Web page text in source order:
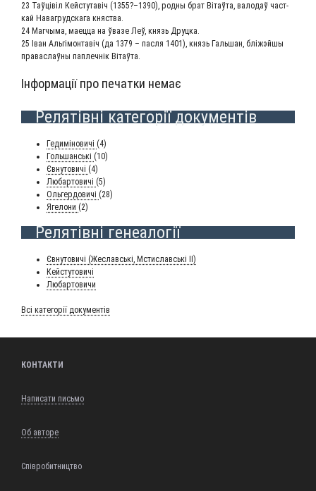
23 Таў­цівіл Кей­с­ту­тавіч (1355?–1390), род­ны брат Вітаўта, вало­даў част­
кай Нава­груд­ска­га княства.
24 Маг­чы­ма, маец­ца на ўва­зе Леў, князь Друцка.
25 Іван Аль­гі­мон­тавіч (да 1379 – пас­ля 1401), князь Галь­шан, блі­ж­эй­шы
пра­васлаў­ны паплеч­нік Вітаўта.
Інформації про печатки немає
Релятівні категорії документів
Геди­мі­но­ви­чі (4)
Голь­шансь­кі (10)
Євну­то­ви­чі (4)
Любар­то­ви­чі (5)
Оль­гер­до­ви­чі (28)
Яге­ло­ни (2)
Релятівні генеалогії
Євну­то­ви­чі (Жеславсь­кі, Мсти­славсь­кі II)
Кей­с­ту­то­ви­чі
Любар­то­ви­чи
Всі кате­горії документів
КОНТАКТИ
Написати письмо
Об авторе
Співробитництво